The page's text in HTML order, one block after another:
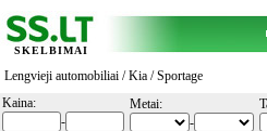
SKELBIMAI
Lengvieji automobiliai /Kia / Sportage
Kaina:
-
Metai:
-